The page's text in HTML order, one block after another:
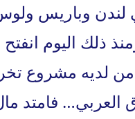
لندن وباريس
ذلك اليوم انفتح
لديه مشروع
فامتد